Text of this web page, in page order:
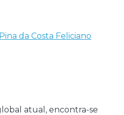
da Costa Feliciano
atual, encontra-se